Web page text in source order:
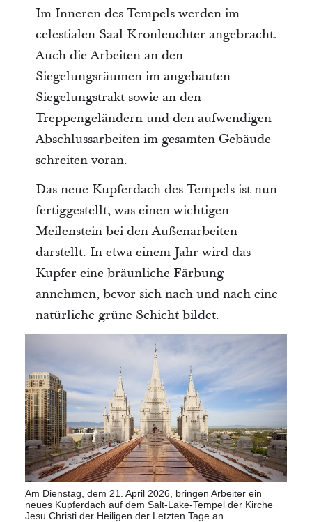
Im Inneren des Tempels werden im
celestialen Saal Kronleuchter angebracht.
Auch die Arbeiten an den
Siegelungsräumen im angebauten
Siegelungstrakt sowie an den
Treppengeländern und den aufwendigen
Abschlussarbeiten im gesamten Gebäude
schreiten voran.
Das neue Kupferdach des Tempels ist nun
fertiggestellt, was einen wichtigen
Meilenstein bei den Außenarbeiten
darstellt. In etwa einem Jahr wird das
Kupfer eine bräunliche Färbung
annehmen, bevor sich nach und nach eine
natürliche grüne Schicht bildet.
Am Dienstag, dem 21. April 2026, bringen Arbeiter ein
neues Kupferdach auf dem Salt-Lake-Tempel der Kirche
Jesu Christi der Heiligen der Letzten Tage an